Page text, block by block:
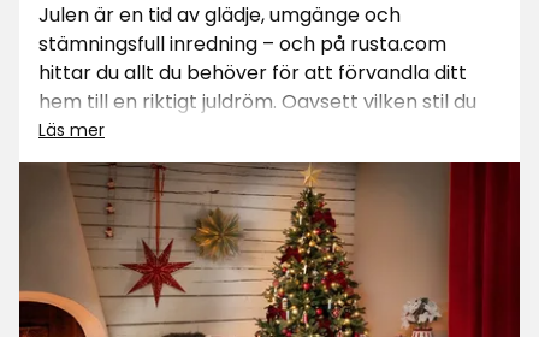
Julen är en tid av glädje, umgänge och
stämningsfull inredning – och på rusta.com
hittar du allt du behöver för att förvandla ditt
hem till en riktigt juldröm. Oavsett vilken stil du
gillar – en klassiskt röd jul, en stilren och
naturnära jul, eller en färgglad och lekfull jul –
har Rusta ett brett sortiment som hjälper dig att
förverkliga din juldröm.Läs mer
Läs mer